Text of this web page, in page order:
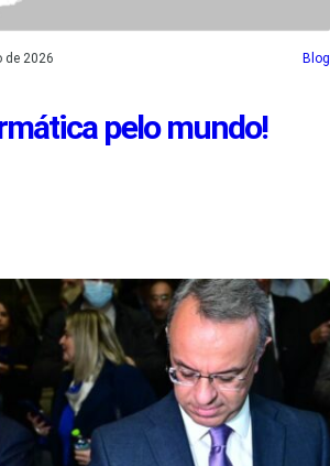
de 2026 Blog
pelo mundo!